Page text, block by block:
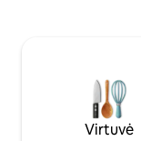
televizoriai,
mašina /
automobilių
nemokama kava.
Virtuvė